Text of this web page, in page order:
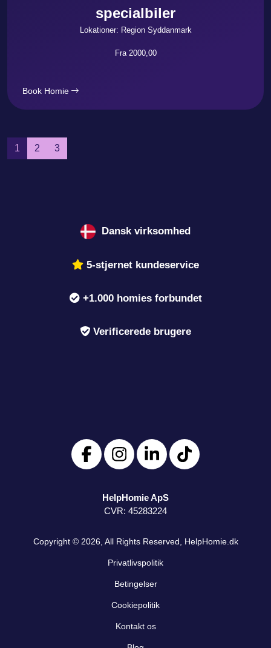
specialbiler
Lokationer: Region Syddanmark
Fra 2000,00
Book Homie
1 2 3
Dansk virksomhed
5-stjernet kundeservice
+1.000 homies forbundet
Verificerede brugere
HelpHomie ApS
CVR: 45283224
Copyright © 2026, All Rights Reserved, HelpHomie.dk
Privatlivspolitik
Betingelser
Cookiepolitik
Kontakt os